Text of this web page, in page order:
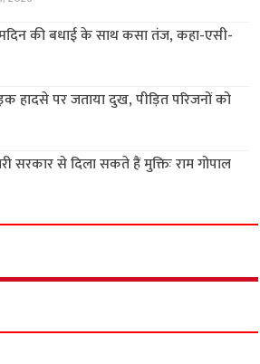
की बधाई के साथ कसा तंज, कहा-एसी-
हादसे पर जताया दुख, पीड़ित परिजनों को
सरकार से दिला सकते हैं मुक्तिः राम गोपाल